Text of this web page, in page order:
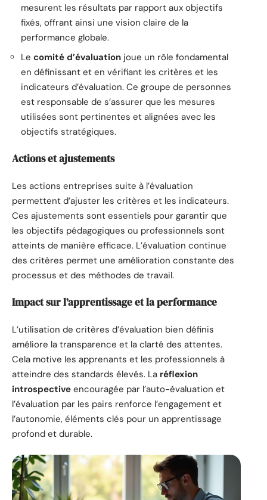
mesurent les résultats par rapport aux objectifs
fixés, offrant ainsi une vision claire de la
performance globale.
Le comité d’évaluation joue un rôle fondamental
en définissant et en vérifiant les critères et les
indicateurs d’évaluation. Ce groupe de personnes
est responsable de s’assurer que les mesures
utilisées sont pertinentes et alignées avec les
objectifs stratégiques.
Actions et ajustements
Les actions entreprises suite à l’évaluation
permettent d’ajuster les critères et les indicateurs.
Ces ajustements sont essentiels pour garantir que
les objectifs pédagogiques ou professionnels sont
atteints de manière efficace. L’évaluation continue
des critères permet une amélioration constante des
processus et des méthodes de travail.
Impact sur l’apprentissage et la performance
L’utilisation de critères d’évaluation bien définis
améliore la transparence et la clarté des attentes.
Cela motive les apprenants et les professionnels à
atteindre des standards élevés. La réflexion
introspective encouragée par l’auto-évaluation et
l’évaluation par les pairs renforce l’engagement et
l’autonomie, éléments clés pour un apprentissage
profond et durable.